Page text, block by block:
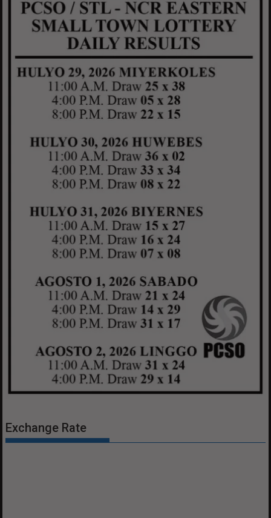
Exchange Rate